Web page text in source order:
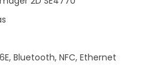
Bluetooth, NFC, Ethernet